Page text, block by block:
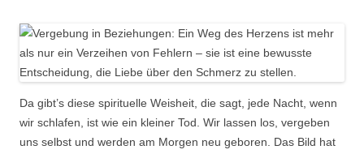
Da gibt’s diese spirituelle Weisheit, die sagt, jede Nacht, wenn
wir schlafen, ist wie ein kleiner Tod. Wir lassen los, vergeben
uns selbst und werden am Morgen neu geboren. Das Bild hat